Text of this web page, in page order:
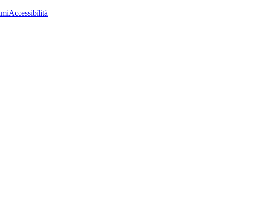
Accessibilità